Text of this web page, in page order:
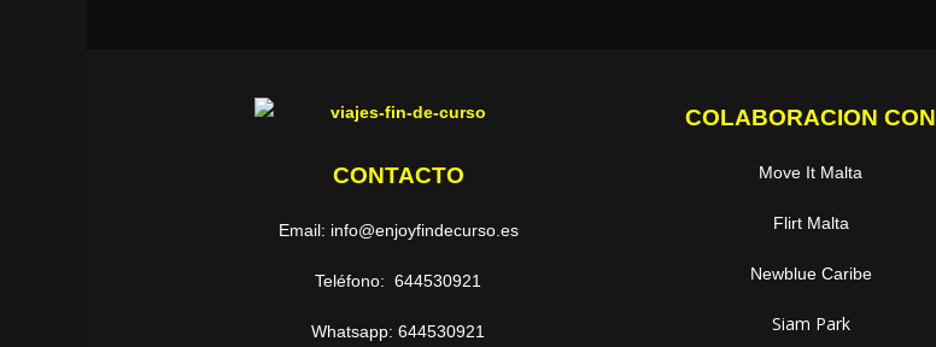
CONTACTO
Email: info@enjoyfindecurso.es
Teléfono: 644530921
Whatsapp: 644530921
COLABORACION CON
Move It Malta
Flirt Malta
Newblue Caribe
Siam Park